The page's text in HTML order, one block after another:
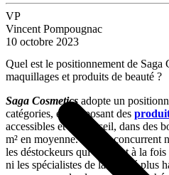
VP
Vincent Pompougnac
10 octobre 2023
Quel est le positionnement de Saga
maquillages et produits de beauté ?
Saga Cosmetics adopte un
catégories, en proposant des
accessibles et du conseil, dans des
m² en moyenne. Aucun concurrent
les déstockeurs qui vendent à la
ni les spécialistes de la beauté plus